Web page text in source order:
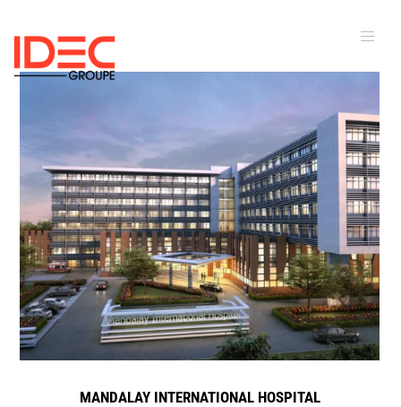
MANDALAY INTERNATIONAL HOSPITAL